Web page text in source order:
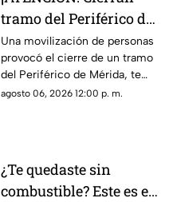
tramo del Periférico de
Mérida; esta la razón y
las vías alternas
Una movilización de personas
provocó el cierre de un tramo
del Periférico de Mérida, te
contamos la razón y cuáles son
agosto 06, 2026 12:00 p. m.
¿Te quedaste sin
combustible? Este es el